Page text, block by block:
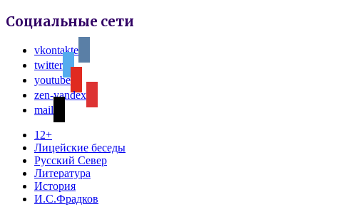
Социальные сети
vkontakte
twitter
youtube
zen-yandex
mail
12+
Лицейские беседы
Русский Север
Литература
История
И.С.Фрадков